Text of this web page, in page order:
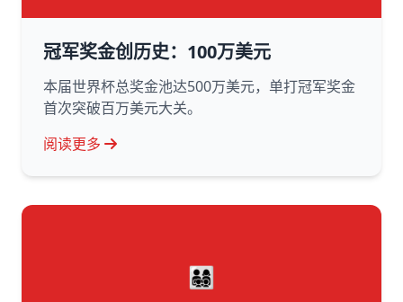
冠军奖金创历史：100万美元
本届世界杯总奖金池达500万美元，单打冠军奖金
首次突破百万美元大关。
阅读更多
👨‍👩‍👧‍👦